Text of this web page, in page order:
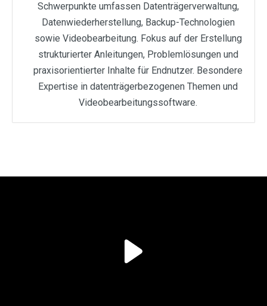
Schwerpunkte umfassen Datenträgerverwaltung,
Datenwiederherstellung, Backup-Technologien
sowie Videobearbeitung. Fokus auf der Erstellung
strukturierter Anleitungen, Problemlösungen und
praxisorientierter Inhalte für Endnutzer. Besondere
Expertise in datenträgerbezogenen Themen und
Videobearbeitungssoftware.